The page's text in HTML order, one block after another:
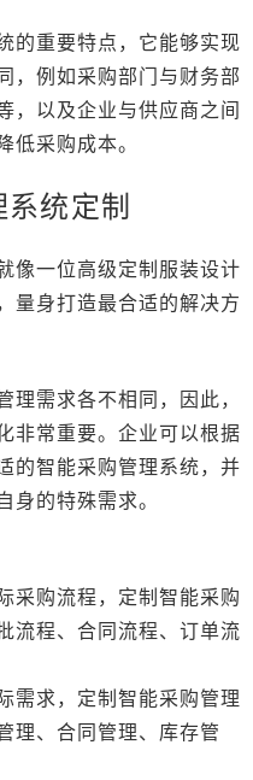
的重要特点，它能够实现
，例如采购部门与财务部
，以及企业与供应商之间
采购成本。
统定制
像一位高级定制服装设计
量身打造最合适的解决方
需求各不相同，因此，
非常重要。企业可以根据
的智能采购管理系统，并
的特殊需求。
采购流程，定制智能采购
流程、合同流程、订单流
需求，定制智能采购管理
理、合同管理、库存管